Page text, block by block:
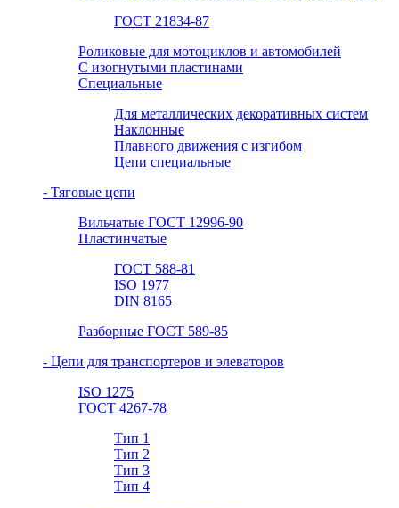
ГОСТ 21834-87
Роликовые для мотоциклов и автомобилей
С изогнутыми пластинами
Специальные
Для металлических декоративных систем
Наклонные
Плавного движения с изгибом
Цепи специальные
- Тяговые цепи
Вильчатые ГОСТ 12996-90
Пластинчатые
ГОСТ 588-81
ISO 1977
DIN 8165
Разборные ГОСТ 589-85
- Цепи для транспортеров и элеваторов
ISO 1275
ГОСТ 4267-78
Тип 1
Тип 2
Тип 3
Тип 4